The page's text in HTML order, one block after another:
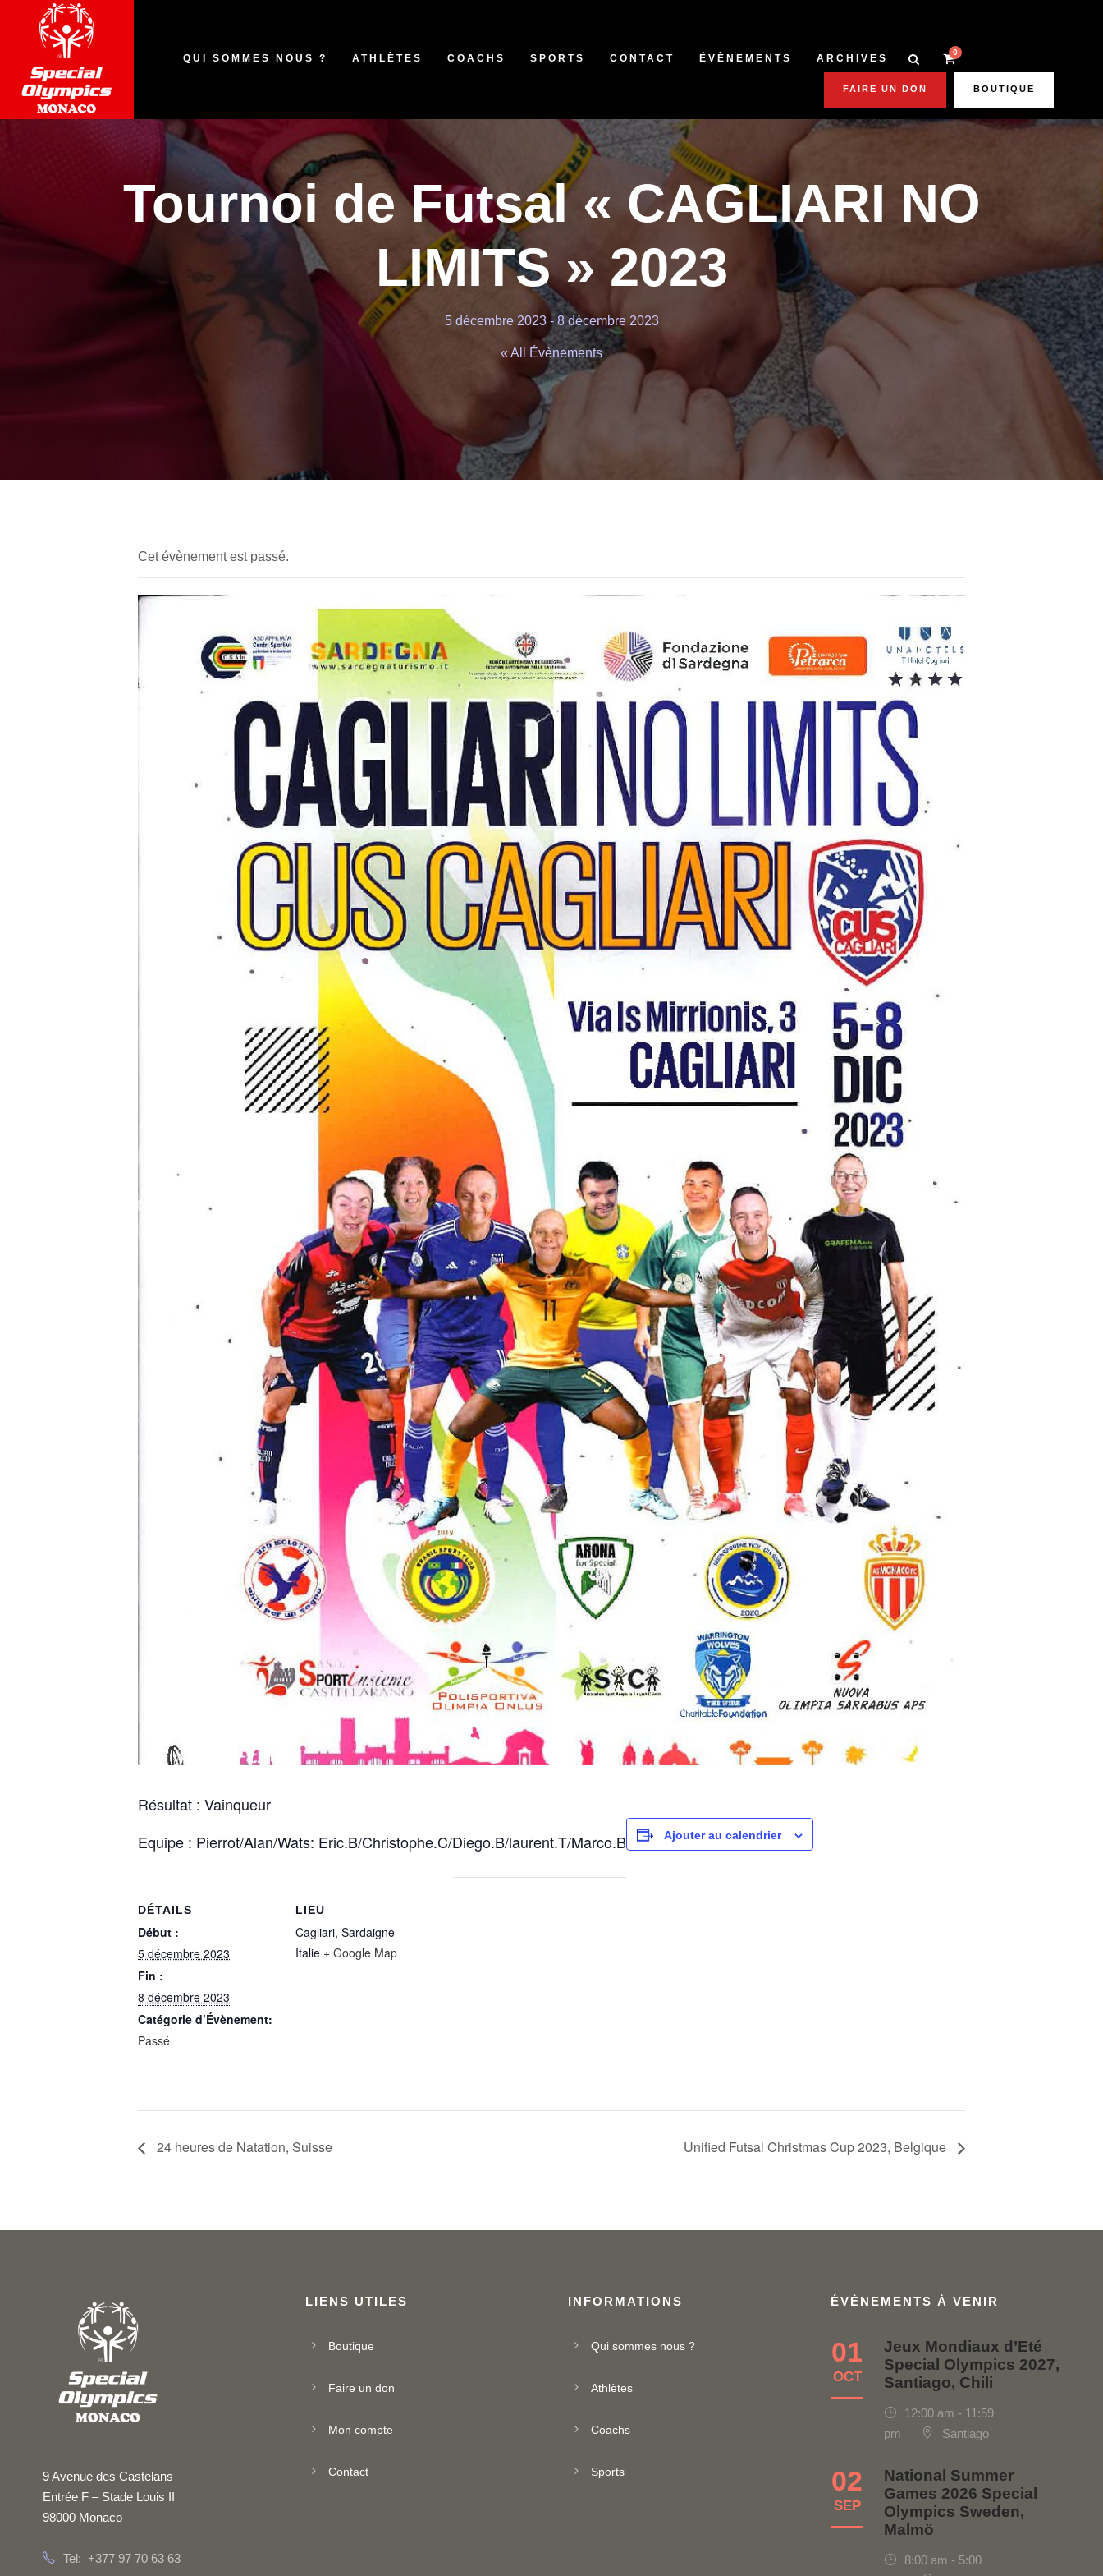
QUI SOMMES NOUS ? ATHLÈTES COACHS SPORTS CONTACT ÉVÈNEMENTS ARCHIVES
0
FAIRE UN DON BOUTIQUE
Tournoi de Futsal « CAGLIARI NO
LIMITS » 2023
5 décembre 2023-8 décembre 2023
« All Évènements
Cet évènement est passé.
Résultat : Vainqueur
Equipe : Pierrot/Alan/Wats: Eric.B/Christophe.C/Diego.B/laurent.T/Marco.B
Ajouter au calendrier
DÉTAILS
Début :
5 décembre 2023
Fin :
8 décembre 2023
Catégorie d’Évènement:
Passé
LIEU
Cagliari, Sardaigne
Italie + Google Map
24 heures de Natation, Suisse Unified Futsal Christmas Cup 2023, Belgique
9 Avenue des Castelans
Entrée F – Stade Louis II
98000 Monaco
Tel: +377 97 70 63 63
LIENS UTILES
Boutique
Faire un don
Mon compte
Contact
INFORMATIONS
Qui sommes nous ?
Athlètes
Coachs
Sports
ÉVÈNEMENTS À VENIR
01
OCT
Jeux Mondiaux d’Eté
Special Olympics 2027,
Santiago, Chili
12:00 am - 11:59
pm
Santiago
02
SEP
National Summer
Games 2026 Special
Olympics Sweden,
Malmö
8:00 am - 5:00